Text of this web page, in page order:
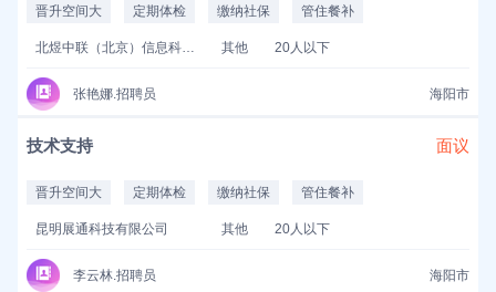
晋升空间大 定期体检 缴纳社保 管住餐补
北煜中联（北京）信息科技有限公司 其他 20人以下
张艳娜.招聘员 海阳市
技术支持 面议
晋升空间大 定期体检 缴纳社保 管住餐补
昆明展通科技有限公司 其他 20人以下
李云林.招聘员 海阳市